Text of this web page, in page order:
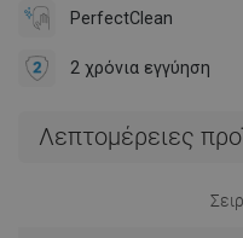
PerfectClean
2 χρόνια εγγύηση
Λεπτομέρειες